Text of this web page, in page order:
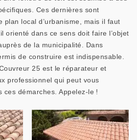
Ces dernières sont
plan local d’urbanisme, mais il faut
orienté dans ce sens doit faire l’objet
de la municipalité. Dans
de construire est indispensable.
25 est le réparateur et
professionnel qui peut vous
ces démarches. Appelez-le !